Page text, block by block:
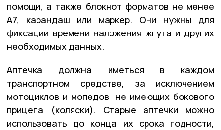
помощи, а также блокнот форматов не менее
А7, карандаш или маркер. Они нужны для
фиксации времени наложения жгута и других
необходимых данных.
Аптечка должна иметься в каждом
транспортном средстве, за исключением
мотоциклов и мопедов, не имеющих бокового
прицепа (коляски). Старые аптечки можно
использовать до конца их срока годности,